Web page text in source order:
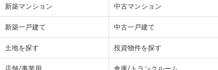
新築マンション 中古マンション
新築一戸建て 中古一戸建て
土地を探す 投資物件を探す